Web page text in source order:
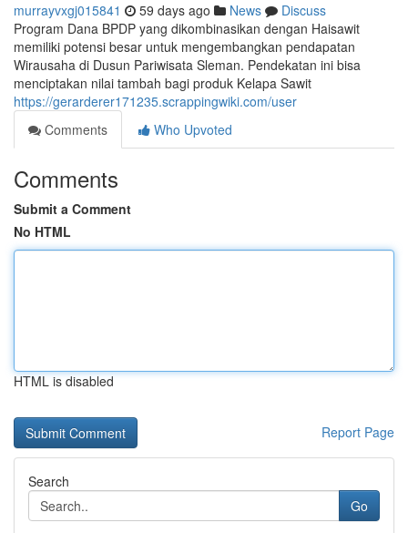
murrayvxgj015841 59 days ago News
Discuss
Program Dana BPDP yang dikombinasikan dengan Haisawit
memiliki potensi besar untuk mengembangkan pendapatan
Wirausaha di Dusun Pariwisata Sleman. Pendekatan ini bisa
menciptakan nilai tambah bagi produk Kelapa Sawit
https://gerarderer171235.scrappingwiki.com/user
Comments
Who Upvoted
Comments
Submit a Comment
No HTML
HTML is disabled
Report Page
Search
Go